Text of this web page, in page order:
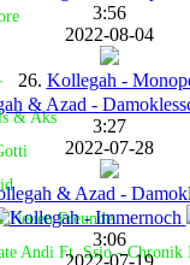
& Aks
Neuen Freunde
Andi Ft. Ssio - Chronik
3:56
2022-08-04
26. Kollegah -
3:27
2022-07-28
& Azad -
3:06
2022-07-19